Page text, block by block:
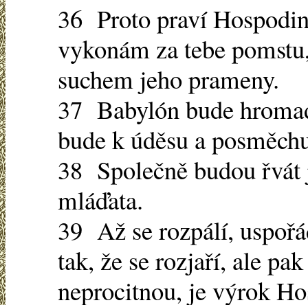
36 Proto praví
vykonám za tebe
suchem jeho prameny.
37 Babylón bude
bude k úděsu a
38 Společně budou
mláďata.
39 Až se rozpálí,
tak, že se rozjaří, ale
neprocitnou, je výrok